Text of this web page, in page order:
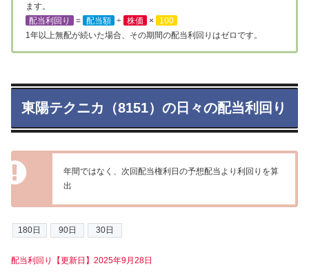
ます。
配当利回り
= 配当額 ÷ 株価 ×
100
1年以上無配が続いた場合、その期間の配当利回りはゼロです。
東陽テクニカ（8151）の日々の配当利回り
年間ではなく、次回配当権利日の予想配当より利回りを算
出
配当利回り【更新日】2025年9月28日